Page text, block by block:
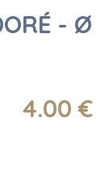
- Ø
4.00 €